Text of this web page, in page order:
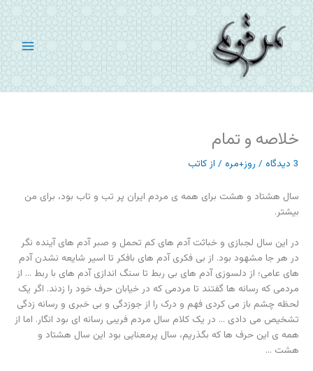
پرش
به
محتوا
خلاصه و تمام
3 دیدگاه / روز+مره / از کاتب
سال هشتاد و هشت برای همه ی مردم ایران پر تب و تاب بود، برای من
بیشتر.
در این سال لجبازی و خباثت آدم های کم تحمل و صبر آدم های آینده نگر
در هر جا مشهود بود. از بی فکری آدم های بافکر تا اسیر شایعه نشدن آدم
های عامی؛ از دلسوزی آدم های بی ربط تا سنگ اندازی آدم های با ربط … از
مردمی که رسانه ها گفتند تا مردمی که در خیابان حرف خود را زدند. اگر یک
لحظه چشم باز می کردی فهم و درک را از جوزدگی و بی خبری و رسانه زدگی
تشخیص می دادی … در یک کلام سال مردم فریبی رسانه ای بود انگار. اما از
همه ی این حرف ها که بگذریم، سال پرمعنایی بود این سال هشتاد و
هشت …